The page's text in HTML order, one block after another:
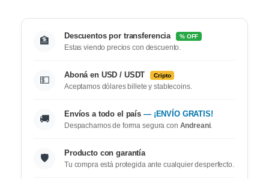
🏦 Descuentos por transferencia % OFF
Estas viendo precios con descuento.
💵 Aboná en USD / USDT Cripto
Aceptamos dólares billete y stablecoins.
🚚 Envíos a todo el país — ¡ENVÍO GRATIS!
Despachamos de forma segura con Andreani.
🛡️ Producto con garantía
Tu compra está protegida ante cualquier desperfecto.